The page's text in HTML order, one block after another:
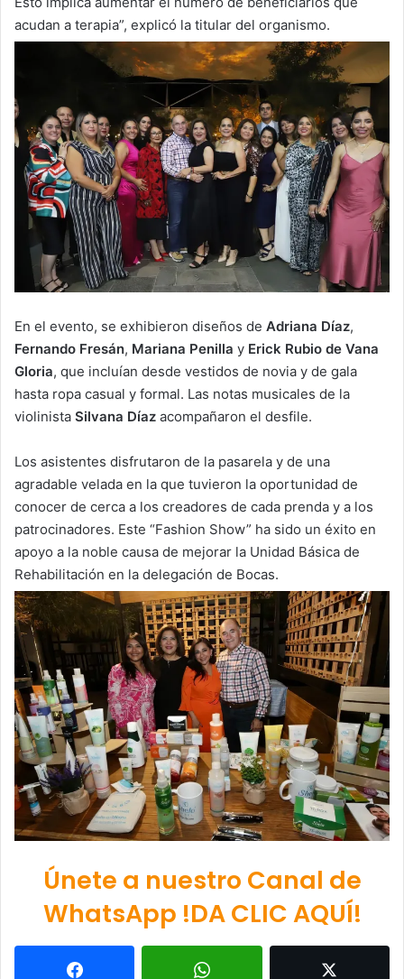
acudan a terapia”, explicó la titular del organismo.
En el evento, se exhibieron diseños de Adriana Díaz,
Fernando Fresán, Mariana Penilla y Erick Rubio de Vana
Gloria, que incluían desde vestidos de novia y de gala
hasta ropa casual y formal. Las notas musicales de la
violinista Silvana Díaz acompañaron el desfile.
Los asistentes disfrutaron de la pasarela y de una
agradable velada en la que tuvieron la oportunidad de
conocer de cerca a los creadores de cada prenda y a los
patrocinadores. Este “Fashion Show” ha sido un éxito en
apoyo a la noble causa de mejorar la Unidad Básica de
Rehabilitación en la delegación de Bocas.
Únete a nuestro Canal de
WhatsApp !DA CLIC AQUÍ!